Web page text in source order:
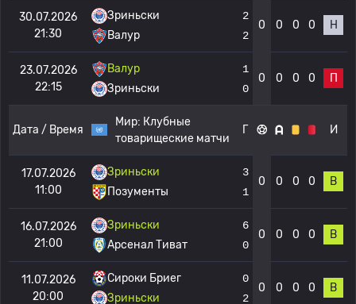
30.07.2026
21:30
Зриньски
Валур
2
2
0 0 0 0 Н
23.07.2026
22:15
Валур
Зриньски
1
0
0 0 0 0 П
Дата / Время
Мир: Клубные
товарищеские матчи
Г И
17.07.2026
11:00
Зриньски
Позументы
3
1
0 0 0 0 В
16.07.2026
21:00
Зриньски
Арсенал Тиват
6
0
0 0 0 0 В
11.07.2026
20:00
Сироки Бриег
Зриньски
0
2
0 0 0 0 В